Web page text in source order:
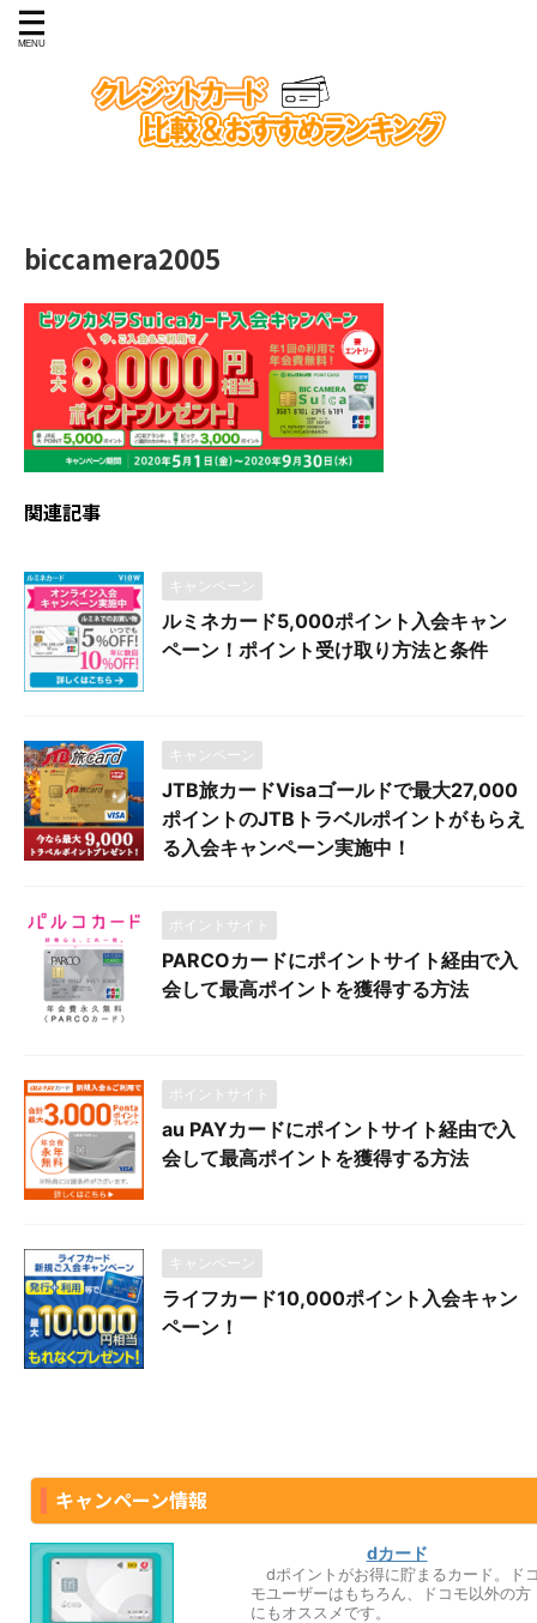
biccamera2005
関連記事
キャンペーン
ルミネカード5,000ポイント入会キャン
ペーン！ポイント受け取り方法と条件
キャンペーン
JTB旅カードVisaゴールドで最大27,000
ポイントのJTBトラベルポイントがもらえ
る入会キャンペーン実施中！
ポイントサイト
PARCOカードにポイントサイト経由で入
会して最高ポイントを獲得する方法
ポイントサイト
au PAYカードにポイントサイト経由で入
会して最高ポイントを獲得する方法
キャンペーン
ライフカード10,000ポイント入会キャン
ペーン！
キャンペーン情報
dカード
dポイントがお得に貯まるカード。ド
モユーザーはもちろん、ドコモ以外の方
にもオススメです。